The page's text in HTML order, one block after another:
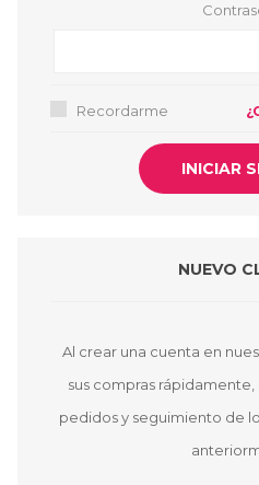
Recordarme
NUEVO
Al crear una cuenta en
sus compras
pedidos y seguimiento de